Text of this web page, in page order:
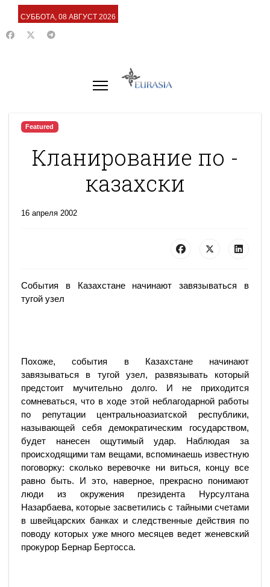
СУББОТА, 08 АВГУСТ 2026
Featured
Кланирование по -
казахски
16 апреля 2002
События в Казахстане начинают завязываться в
тугой узел
Похоже, события в Казахстане начинают
завязываться в тугой узел, развязывать который
предстоит мучительно долго. И не приходится
сомневаться, что в ходе этой неблагодарной работы
по репутации центральноазиатской республики,
называющей себя демократическим государством,
будет нанесен ощутимый удар. Наблюдая за
происходящими там вещами, вспоминаешь известную
поговорку: сколько веревочке ни виться, концу все
равно быть. И это, наверное, прекрасно понимают
люди из окружения президента Нурсултана
Назарбаева, которые засветились с тайными счетами
в швейцарских банках и следственные действия по
поводу которых уже много месяцев ведет женевский
прокурор Бернар Бертосса.